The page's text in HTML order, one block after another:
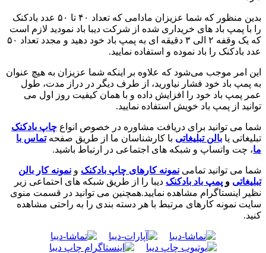
بدین منظور که شما عزیزان مادامی که تعداد ۴۰ تا ۵۰ عدد بادکنک
را با پمپ باد های خریداری شده از شرکت دیبا باد نمودید لازم است
که یک وقفه ۲ الی ۳ دقیقه ای به پمپ باد خود دهید و مجدد تعداد ۵۰
عدد بادکنک را باد نموده و استفاده نمایید.
این امر موجب می‌شود که علاوه بر اینکه شما عزیزان به هیچ عنوان
به پمپ باد خود فشار نیاورید، از طرف دیگر در دراز مدت، طول
عمر پمپ باد خود را افزایش داده و با همان کیفیت روز اول می
توانید از پمپ باد خویش استفاده نمایید.
شما می توانید برای دریافت مشاوره در خصوص انواع چاپ بادکنک
تبلیغاتی یا بالن تبلیغاتی با کارشناسان ما از طریق صفحهتماس با
ما، چت واتساپ و شبکه های اجتماعی در ارتباط باشید.
شما می توانید تمامی نمونه کارهای چاپ بادکنک و نمونه کار بالن
تبلیغاتی و پمپ باد بادکنک دیبا را از طریق شبکه های احتماعی زیر
نظیر اینستاگرام مشاهده نمایید.همچنین می توانید در قسمت منوی
سایت نمونه کارهای مرتبط با هر دسته بندی را به راحتی مشاهده
کنید.